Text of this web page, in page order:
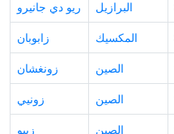
ريو دي جانيرو
البرازيل
زابوبان
المكسيك
زونغشان
الصين
زونيي
الصين
زيبو
الصين